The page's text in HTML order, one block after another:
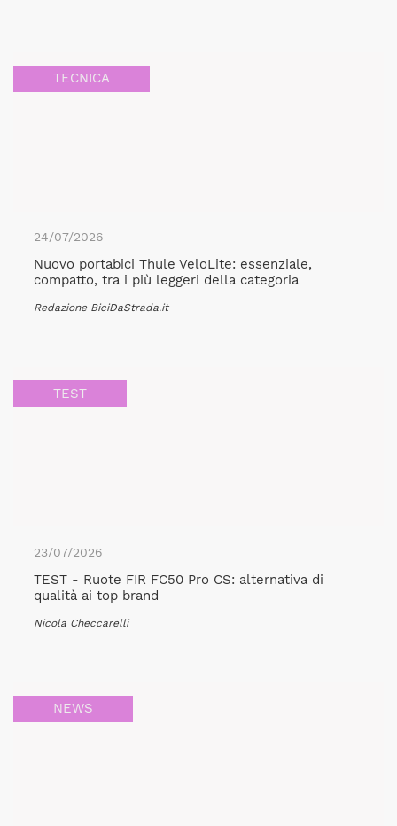
TECNICA
24/07/2026
Nuovo portabici Thule VeloLite: essenziale,
compatto, tra i più leggeri della categoria
Redazione BiciDaStrada.it
TEST
23/07/2026
TEST - Ruote FIR FC50 Pro CS: alternativa di
qualità ai top brand
Nicola Checcarelli
NEWS